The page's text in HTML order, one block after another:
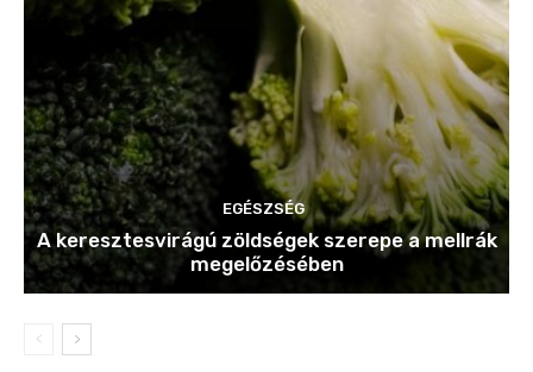
EGÉSZSÉG
A keresztesvirágú zöldségek szerepe a mellrák
megelőzésében